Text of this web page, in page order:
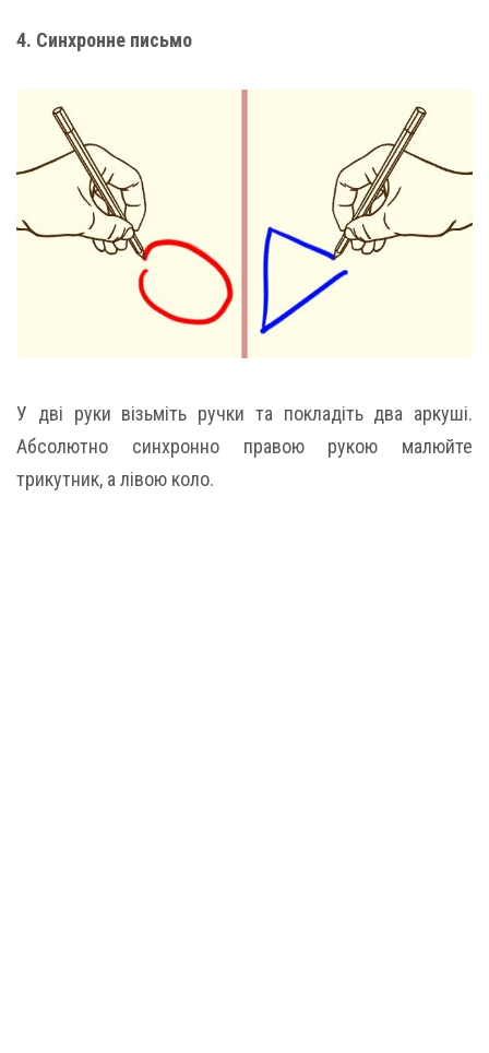
4. Синхронне письмо
У дві руки візьміть ручки та покладіть два аркуші.
Абсолютно синхронно правою рукою малюйте
трикутник, а лівою коло.